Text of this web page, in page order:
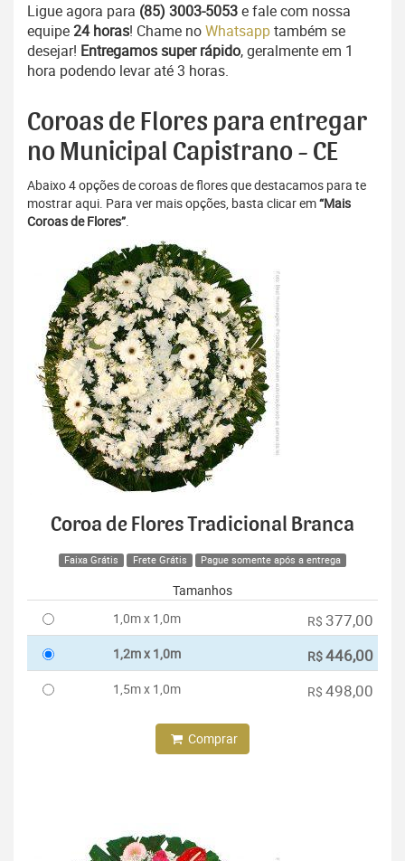
Ligue agora para (85) 3003-5053e fale com nossa
equipe24 horas! Chame noWhatsapptambém se
desejar! Entregamos super rápido, geralmente em 1
hora podendo levar até 3 horas.
Coroas de Flores para entregar
no Municipal Capistrano - CE
Abaixo 4 opções de coroas de flores que destacamos para te
mostrar aqui. Para ver mais opções, basta clicar em“Mais
Coroas de Flores”.
Coroa de Flores Tradicional Branca
Faixa Grátis Frete Grátis Pague somente após a entrega
Tamanhos
1,0m x 1,0m
R$ 377,00
1,2m x 1,0m R$446,00
1,5m x 1,0m R$ 498,00
Comprar